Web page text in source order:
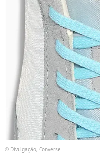
© Divulgação, Converse